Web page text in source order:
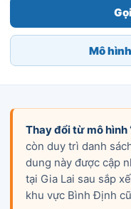
Mô
Thay đổi từ mô hình
còn duy trì danh
dung này được cập
tại Gia Lai sau sắp
khu vực Bình Định